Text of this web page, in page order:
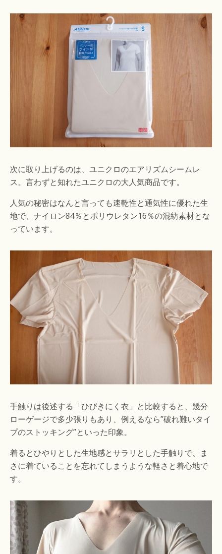
次に取り上げるのは、ユニクロのエアリズムシームレ
ス。言わずと知れたユニクロの大人気商品です。
人気の秘密はなんと言っても速乾性と通気性に優れた生
地で、ナイロン84％とポリウレタン16％の混紡素材とな
っています。
手触りは後述する「ひびきにく衣」と比較すると、幾分
ローゲージで多少張りもあり、例えるなら”破れ難いタイ
プのストッキング”といった印象。
着るとひやりとした生地感とサラリとした手触りで、ま
さに着ていることを忘れてしまうような軽さと着心地で
す。